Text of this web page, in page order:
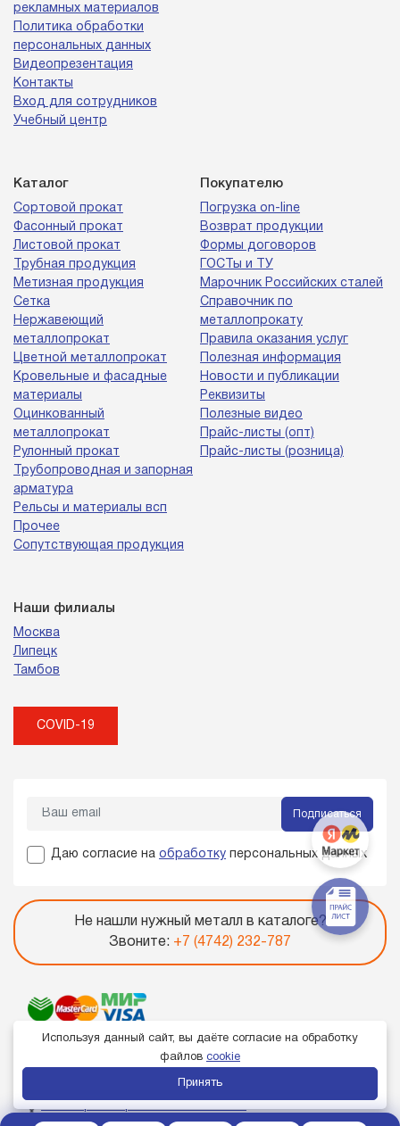
рекламных материалов
Политика обработки
персональных данных
Видеопрезентация
Контакты
Вход для сотрудников
Учебный центр
Каталог
Сортовой прокат
Фасонный прокат
Листовой прокат
Трубная продукция
Метизная продукция
Сетка
Нержавеющий
металлопрокат
Цветной металлопрокат
Кровельные и фасадные
материалы
Оцинкованный
металлопрокат
Рулонный прокат
Трубопроводная и запорная
арматура
Рельсы и материалы всп
Прочее
Сопутствующая продукция
Покупателю
Погрузка on-line
Возврат продукции
Формы договоров
ГОСТы и ТУ
Марочник Российских сталей
Справочник по
металлопрокату
Правила оказания услуг
Полезная информация
Новости и публикации
Реквизиты
Полезные видео
Прайс-листы (опт)
Прайс-листы (розница)
Наши филиалы
Москва
Липецк
Тамбов
COVID-19
Подписаться
Даю согласие на обработку персональных данных
Не нашли нужный металл в каталоге?
Звоните: +7 (4742) 232-787
Используя данный сайт, вы даёте согласие на обработку
файлов cookie
Принять